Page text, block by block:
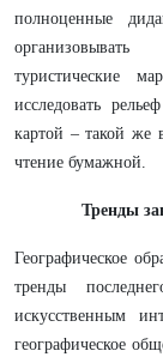
полноценные
туристические
исследовать
картой – такой же
чтение бумажной.
Тренды
Географическое
тренды
искусственным
географическое